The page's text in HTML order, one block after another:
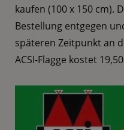
kaufen (100 x 150 cm).
Bestellung entgegen
späteren Zeitpunkt an
ACSI-Flagge kostet